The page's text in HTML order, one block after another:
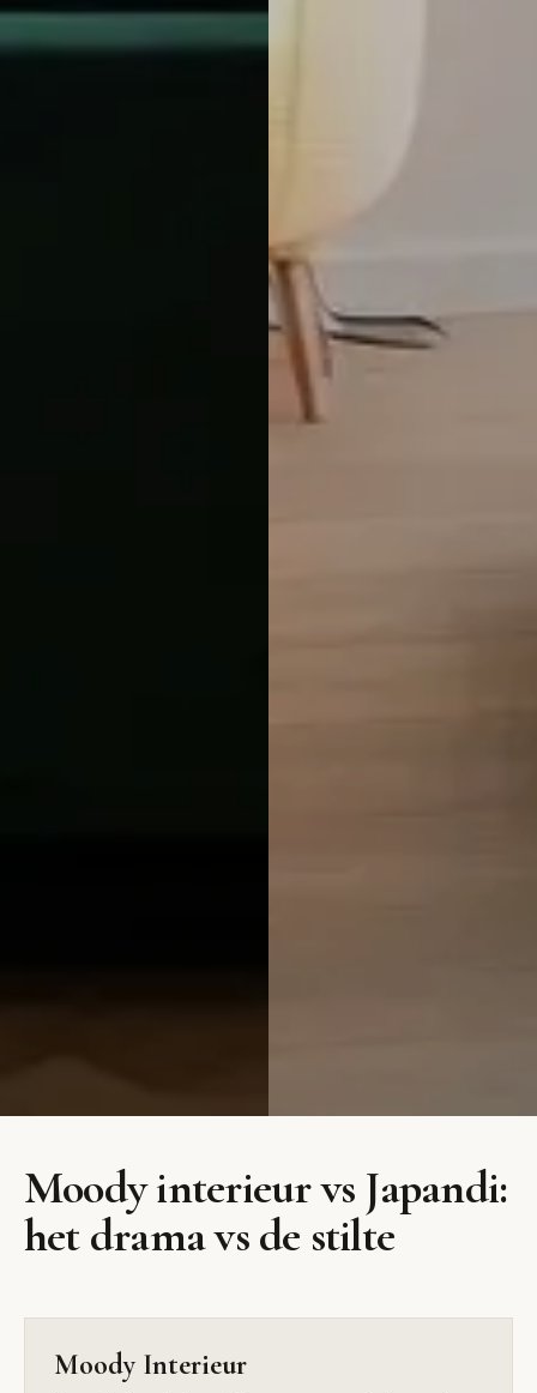
Moody
Interieur
Dramatische donkere
Japandi
Japanse minimalisme
gecombineerd met
Moody interieur vs Japandi:
het drama vs de stilte
Moody Interieur